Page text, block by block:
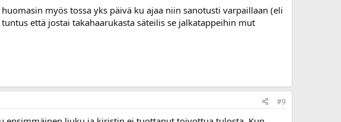
myös tossa yks päivä ku ajaa niin sanotusti varpaillaan (eli
että jostai takahaarukasta säteilis se jalkatappeihin mut
#9